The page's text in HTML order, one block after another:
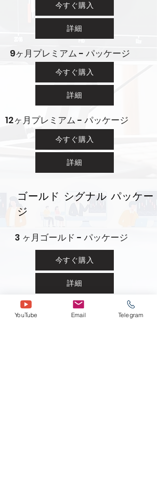
今すぐ購入
詳細
9ヶ月プレミアム - パッケージ
今すぐ購入
詳細
12ヶ月プレミアム - パッケージ
今すぐ購入
詳細
ゴールド シグナル パッケー
ジ
3 ヶ月ゴールド - パッケージ
今すぐ購入
詳細
9ヶ月ゴールド - パッケージ
YouTube Email Telegram